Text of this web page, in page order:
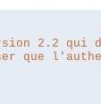
2.2 qui
que